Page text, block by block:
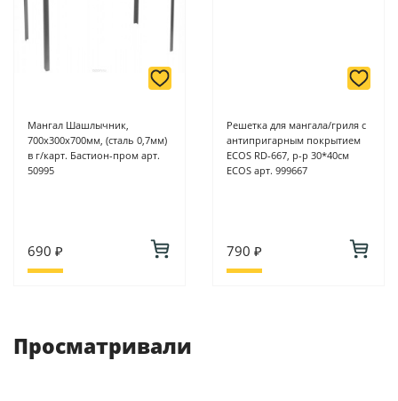
Мангал Шашлычник,
700х300х700мм, (сталь 0,7мм)
в г/карт. Бастион-пром арт.
50995
690 ₽
Решетка для мангала/гриля с
антипригарным покрытием
ECOS RD-667, р-р 30*40см
ECOS арт. 999667
790 ₽
Просматривали